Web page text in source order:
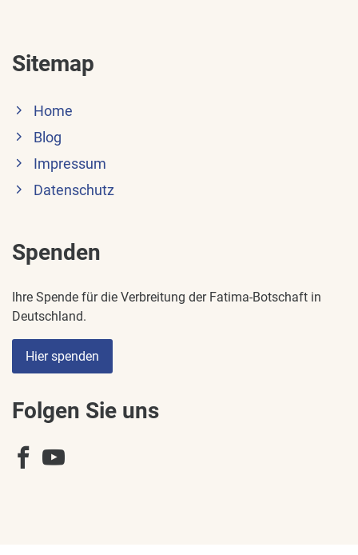
Sitemap
Home
Blog
Impressum
Datenschutz
Spenden
Ihre Spende für die Verbreitung der Fatima-Botschaft in
Deutschland.
Hier spenden
Folgen Sie uns